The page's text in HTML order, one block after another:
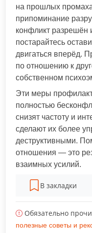
на прошлых
припоминание
конфликт разрешён
постарайтесь
двигаться вперёд.
по отношению к
собственном
Эти меры
полностью
снизят частоту и
сделают их более
деструктивными.
отношения — это
взаимных усилий.
В закладки
Обязательно
полезные советы и